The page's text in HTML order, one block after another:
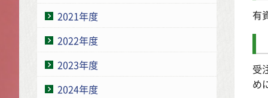
2021年度
2022年度
2023年度
2024年度
有
受
め